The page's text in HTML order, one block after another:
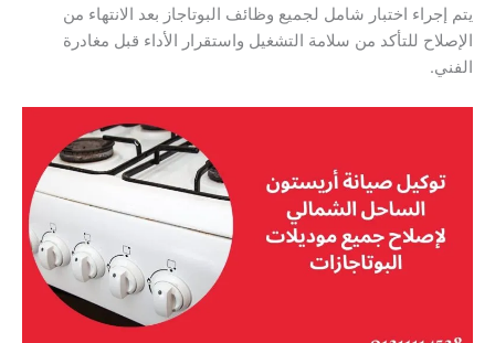
يتم إجراء اختبار شامل لجميع وظائف البوتاجاز بعد الانتهاء من
الإصلاح للتأكد من سلامة التشغيل واستقرار الأداء قبل مغادرة
الفني.